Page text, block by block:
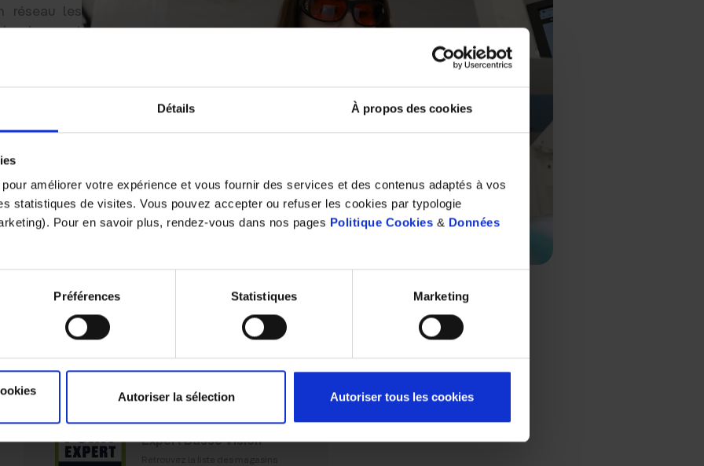
Détails À propos des cookies
améliorer votre expérience et vous fournir des services et des contenus adaptés à vos
statistiques de visites. Vous pouvez accepter ou refuser les cookies par typologie
Pour en savoir plus, rendez-vous dans nos pages Politique Cookies & Données
Préférences Statistiques Marketing
Autoriser la sélection Autoriser tous les cookies
réseau les
qui permet
espace
exigeant,
dédié
pour
des
du
dans une
près des
Annuaire
Annuaire des Points
Expert Basse Vision